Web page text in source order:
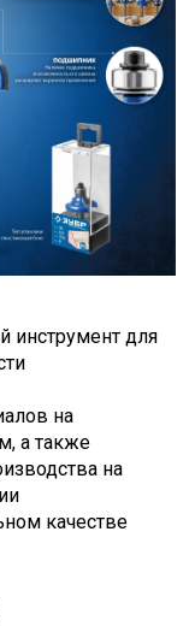
инструмент для
на
а также
на
качестве